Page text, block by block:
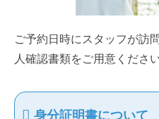
ご予約日時にスタッフが訪
人確認書類をご用意ください
身分証明書について